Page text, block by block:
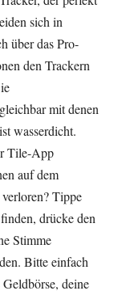
sich in
über das Pro-
den Trackern
mit denen
wasserdicht.
Tile-App
auf dem
Tippe
drücke den
Stimme
Bitte einfach
deine